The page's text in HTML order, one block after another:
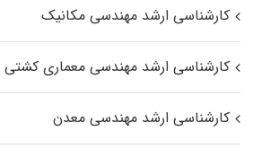
کارشناسی ارشد مهندسی مکانیک
کارشناسی ارشد مهندسی معماری کشتی
کارشناسی ارشد مهندسی معدن